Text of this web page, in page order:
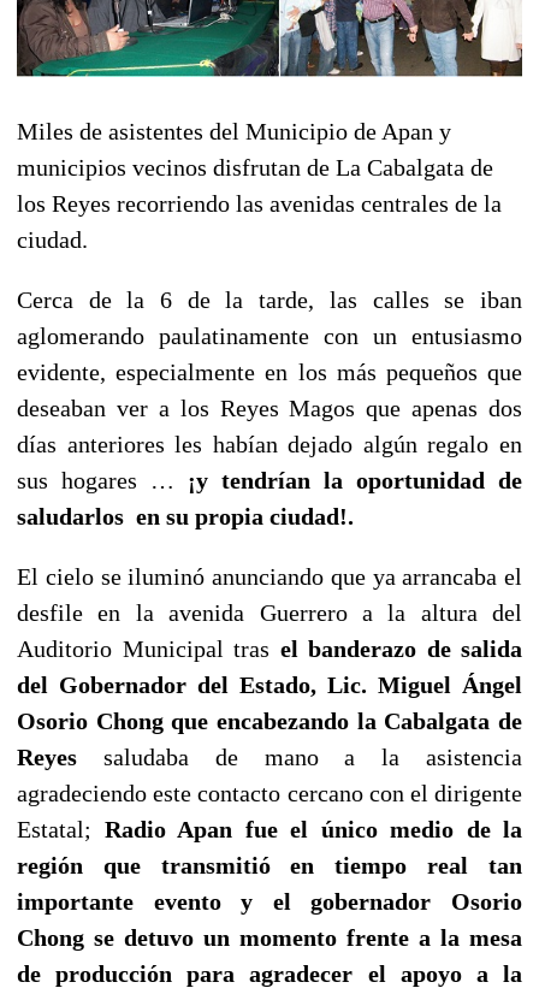
Miles de asistentes del Municipio de Apan y
municipios vecinos disfrutan de La Cabalgata de
los Reyes recorriendo las avenidas centrales de la
ciudad.
Cerca de la 6 de la tarde, las calles se iban
aglomerando paulatinamente con un entusiasmo
evidente, especialmente en los más pequeños que
deseaban ver a los Reyes Magos que apenas dos
días anteriores les habían dejado algún regalo en
sus hogares … ¡y tendrían la oportunidad de
saludarlos en su propia ciudad!.
El cielo se iluminó anunciando que ya arrancaba el
desfile en la avenida Guerrero a la altura del
Auditorio Municipal tras el banderazo de salida
del Gobernador del Estado, Lic. Miguel Ángel
Osorio Chong que encabezando la Cabalgata de
Reyes saludaba de mano a la asistencia
agradeciendo este contacto cercano con el dirigente
Estatal; Radio Apan fue el único medio de la
región que transmitió en tiempo real tan
importante evento y el gobernador Osorio
Chong se detuvo un momento frente a la mesa
de producción para agradecer el apoyo a la